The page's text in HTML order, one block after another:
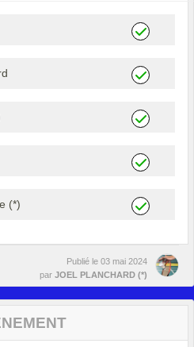
(*)
Publié le 03 mai 2024
par JOEL PLANCHARD (*)